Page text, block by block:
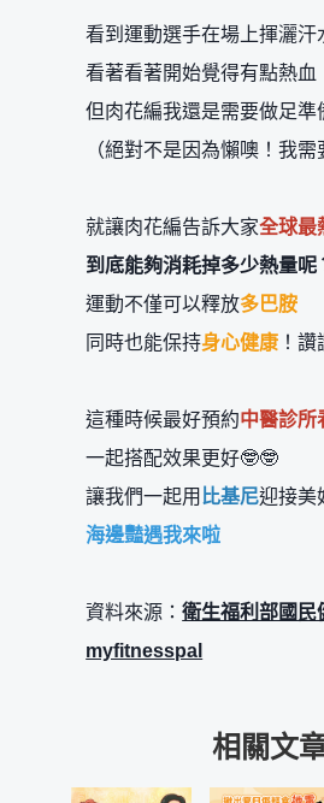
看到運動選手在場上揮灑汗
看著看著開始覺得有點熱血
（絕對不是因為懶噢！我
就讓肉花編告訴大家全球最
到底能夠消耗掉多少熱量呢
運動不僅可以釋放多巴胺
同時也能保持身心健康 ！
這種時候最好預約中醫診所
一起搭配效果更好🤓🤓
讓我們一起用 比基尼迎接美
海邊豔遇我來啦
資料來源：衛生福利部國民
myfitnesspal
相關文